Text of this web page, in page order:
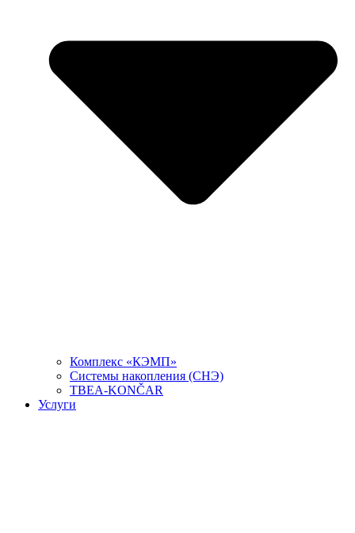
Комплекс «КЭМП»
Системы накопления (СНЭ)
TBEA-KONČAR
Услуги